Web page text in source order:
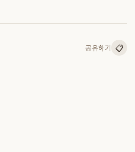
공유하기 📋